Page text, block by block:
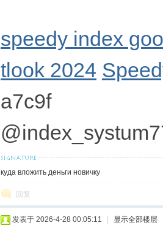
speedy index
tlook 2024
a7c9f
куда вложить деньги новичку
回复
发表于 2026-4-28 00:05:11 显示全部楼层